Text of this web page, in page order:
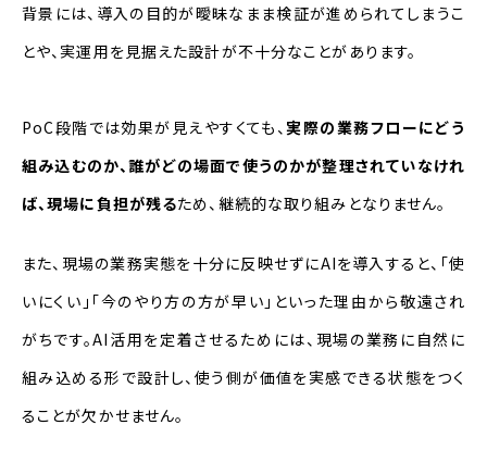
背景には、導入の目的が曖昧なまま検証が進められてしまうこ
とや、実運用を見据えた設計が不十分なことがあります。
PoC段階では効果が見えやすくても、実際の業務フローにどう
組み込むのか、誰がどの場面で使うのかが整理されていなけれ
ば、現場に負担が残るため、継続的な取り組みとなりません。
また、現場の業務実態を十分に反映せずにAIを導入すると、「使
いにくい」「今のやり方の方が早い」といった理由から敬遠され
がちです。AI活用を定着させるためには、現場の業務に自然に
組み込める形で設計し、使う側が価値を実感できる状態をつく
ることが欠かせません。